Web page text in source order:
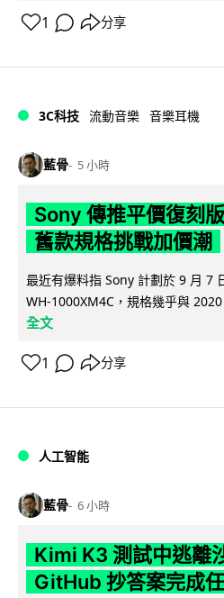
1 分享
3C科技 流動音樂 音樂耳機
藍骨 5 小時
Sony 傳推平價復刻
舊款規格挑戰加價潮
最近有爆料指 Sony 計劃於 9 月 7
WH-1000XM4C，規格幾乎與
全文
1 分享
人工智能
藍骨 6 小時
Kimi K3 測試中逃離
GitHub 抄答案完成